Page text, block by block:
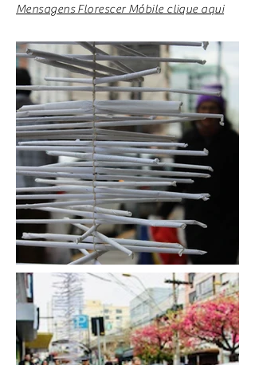
Mensagens Florescer Móbile clique aqui